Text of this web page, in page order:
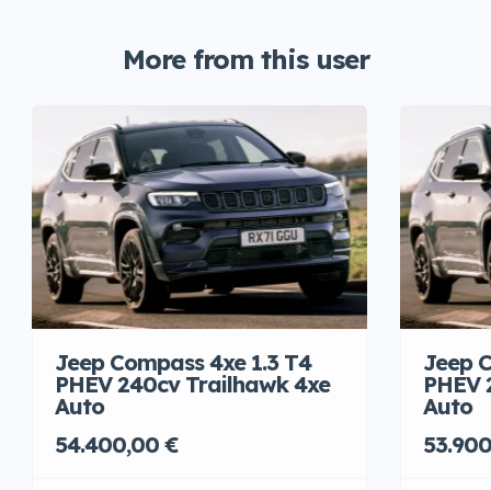
More from this user
Jeep Compass 4xe 1.3 T4
PHEV 240cv Trailhawk 4xe
Auto
54.400,00 €
Jeep
Auto